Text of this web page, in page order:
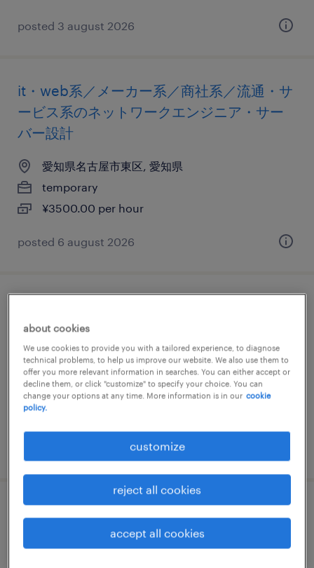
posted 3 august 2026
it・web系／メーカー系／商社系／流通・サ
ービス系のネットワークエンジニア・サー
バー設計
愛知県名古屋市東区, 愛知県
temporary
¥3500.00 per hour
posted 6 august 2026
の翻訳・通訳
愛知県名古屋市東区, 愛知県
temporary
¥2100.00 per hour
posted 15 december 2025
it・web系／メーカー系／流通・サービス系
about cookies
We use cookies to provide you with a tailored experience, to diagnose
technical problems, to help us improve our website. We also use them to
offer you more relevant information in searches. You can either accept or
decline them, or click "customize" to specify your choice. You can
change your options at any time. More information is in our cookie
policy.
customize
reject all cookies
accept all cookies